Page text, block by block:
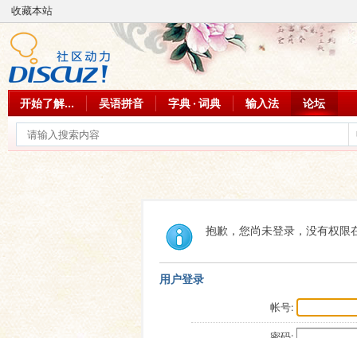
收藏本站
开始了解... 吴语拼音 字典 · 词典 输入法 论坛
抱歉，您尚未登录，没有权限
用户登录
帐号: